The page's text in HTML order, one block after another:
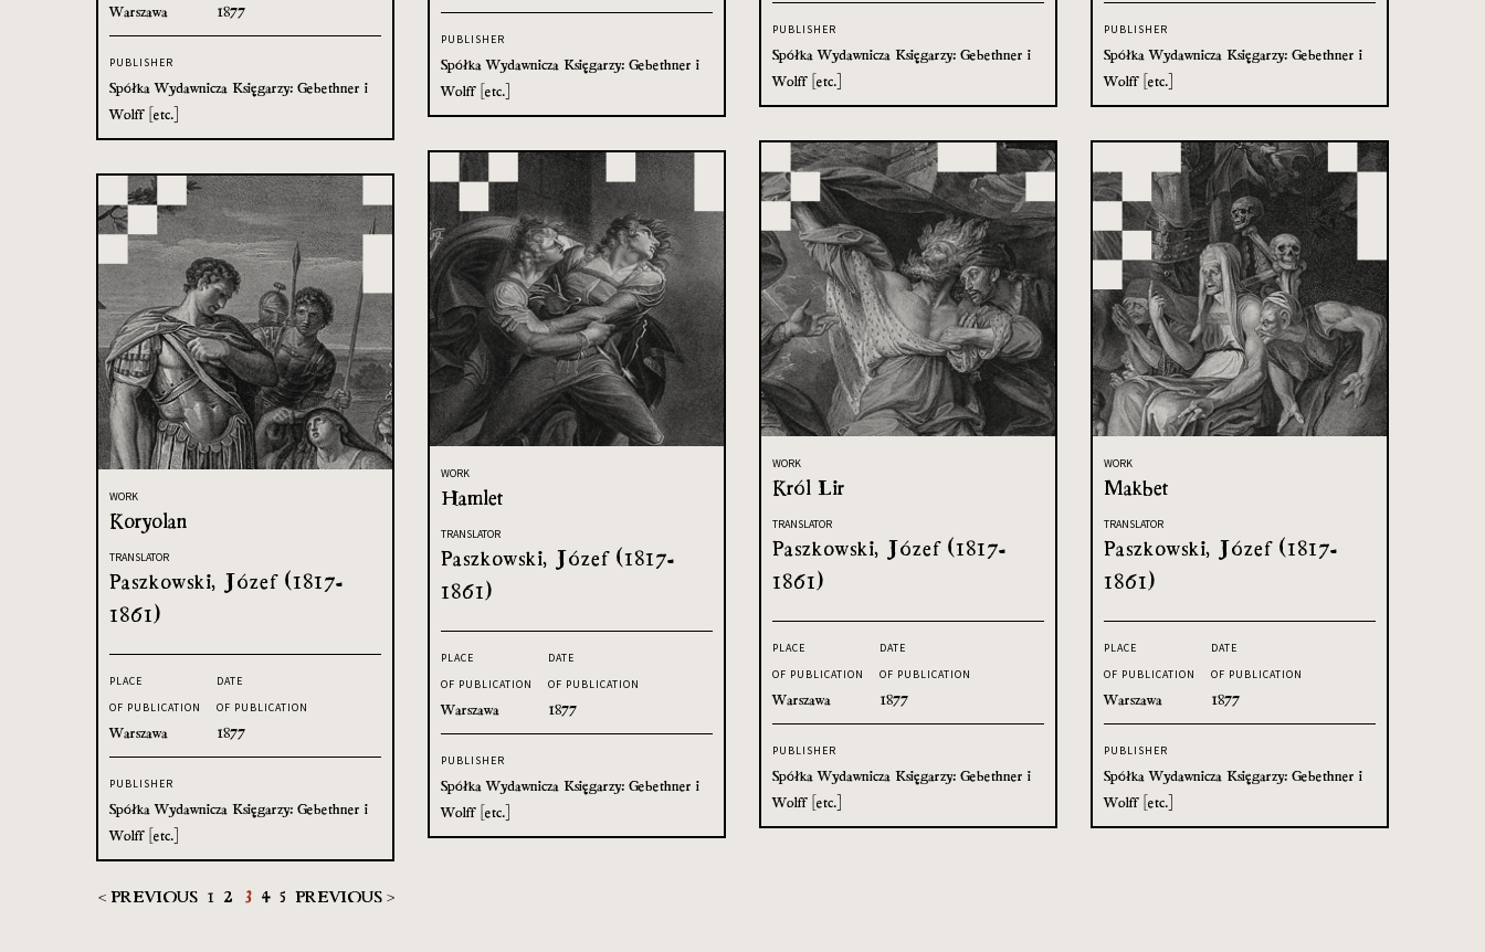
Warszawa 1877
PUBLISHER
Spółka Wydawnicza Księgarzy: Gebethner i
Wolff [etc.]
PUBLISHER
Spółka Wydawnicza Księgarzy: Gebethner i
Wolff [etc.]
PUBLISHER
Spółka Wydawnicza Księgarzy: Gebethner i
Wolff [etc.]
PUBLISHER
Spółka Wydawnicza Księgarzy: Gebethner i
Wolff [etc.]
WORK
Król Lir
TRANSLATOR
Paszkowski, Józef (1817-
1861)
PLACE
OF PUBLICATION
Warszawa
DATE
OF PUBLICATION
1877
PUBLISHER
Spółka Wydawnicza Księgarzy: Gebethner i
Wolff [etc.]
WORK
Makbet
TRANSLATOR
Paszkowski, Józef (1817-
1861)
PLACE
OF PUBLICATION
Warszawa
DATE
OF PUBLICATION
1877
PUBLISHER
Spółka Wydawnicza Księgarzy: Gebethner i
Wolff [etc.]
WORK
Hamlet
TRANSLATOR
Paszkowski, Józef (1817-
1861)
PLACE
OF PUBLICATION
Warszawa
DATE
OF PUBLICATION
1877
PUBLISHER
Spółka Wydawnicza Księgarzy: Gebethner i
Wolff [etc.]
WORK
Koryolan
TRANSLATOR
Paszkowski, Józef (1817-
1861)
PLACE
OF PUBLICATION
Warszawa
DATE
OF PUBLICATION
1877
PUBLISHER
Spółka Wydawnicza Księgarzy: Gebethner i
Wolff [etc.]
< PREVIOUS 1 2 3 4 5 PREVIOUS >